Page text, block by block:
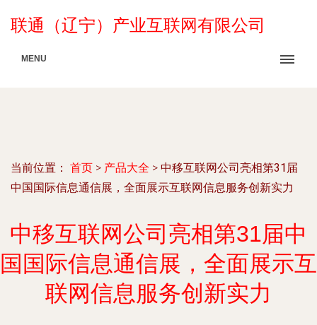
联通（辽宁）产业互联网有限公司
MENU
当前位置： 首页 > 产品大全 > 中移互联网公司亮相第31届
中国国际信息通信展，全面展示互联网信息服务创新实力
中移互联网公司亮相第31届中
国国际信息通信展，全面展示互
联网信息服务创新实力